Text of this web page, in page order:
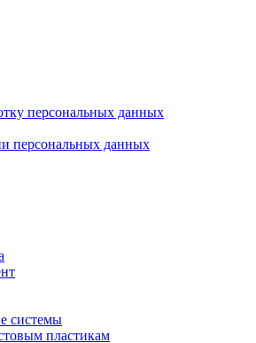
персональных данных
персональных данных
системы
пластикам